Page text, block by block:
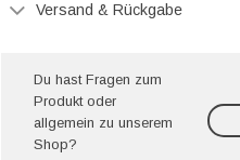
Versand & Rückgabe
Du hast Fragen zum
Produkt oder
allgemein zu unserem
Shop?